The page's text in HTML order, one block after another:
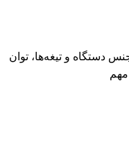
دستگاه و تیغه‌ها، توان